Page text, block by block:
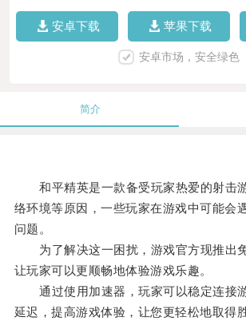
安卓下载 苹果下载
安卓市场，安全绿色
简介
和平精英是一款备受玩家热爱的射击
络环境等原因，一些玩家在游戏中可能会
问题。
为了解决这一困扰，游戏官方现推出免
让玩家可以更顺畅地体验游戏乐趣。
通过使用加速器，玩家可以稳定连接
延迟，提高游戏体验，让您更轻松地取得胜